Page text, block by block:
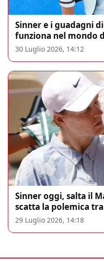
Sinner e i guadagni
funziona nel mondo
30 Luglio 2026, 14:12
Sinner oggi, salta il
scatta la polemica
29 Luglio 2026, 14:18